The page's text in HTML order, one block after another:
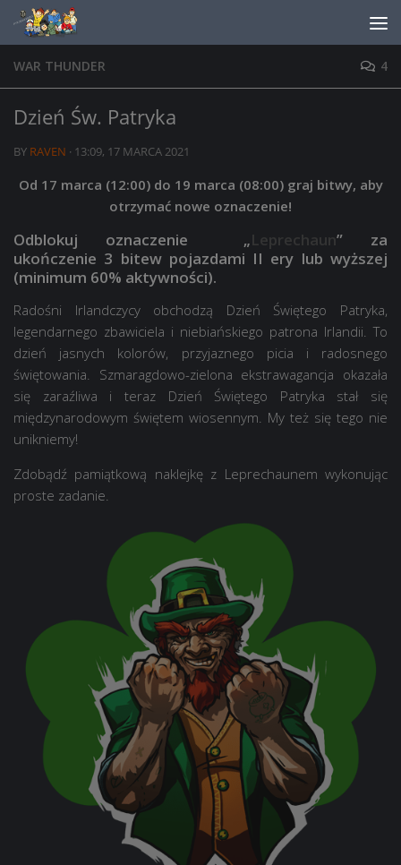
Skip to content
WAR THUNDER 4
Dzień Św. Patryka
BY RAVEN · 13:09, 17 MARCA 2021
Od 17 marca (12:00) do 19 marca (08:00) graj bitwy, aby
otrzymać nowe oznaczenie!
Odblokuj oznaczenie „Leprechaun” za
ukończenie 3 bitew pojazdami II ery lub wyższej
(minimum 60% aktywności).
Radośni Irlandczycy obchodzą Dzień Świętego Patryka,
legendarnego zbawiciela i niebiańskiego patrona Irlandii. To
dzień jasnych kolorów, przyjaznego picia i radosnego
świętowania. Szmaragdowo-zielona ekstrawagancja okazała
się zaraźliwa i teraz Dzień Świętego Patryka stał się
międzynarodowym świętem wiosennym. My też się tego nie
unikniemy!
Zdobądź pamiątkową naklejkę z Leprechaunem wykonując
proste zadanie.